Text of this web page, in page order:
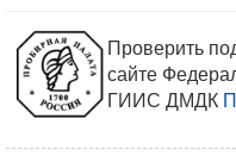
Проверить
сайте
ГИИС ДМДК